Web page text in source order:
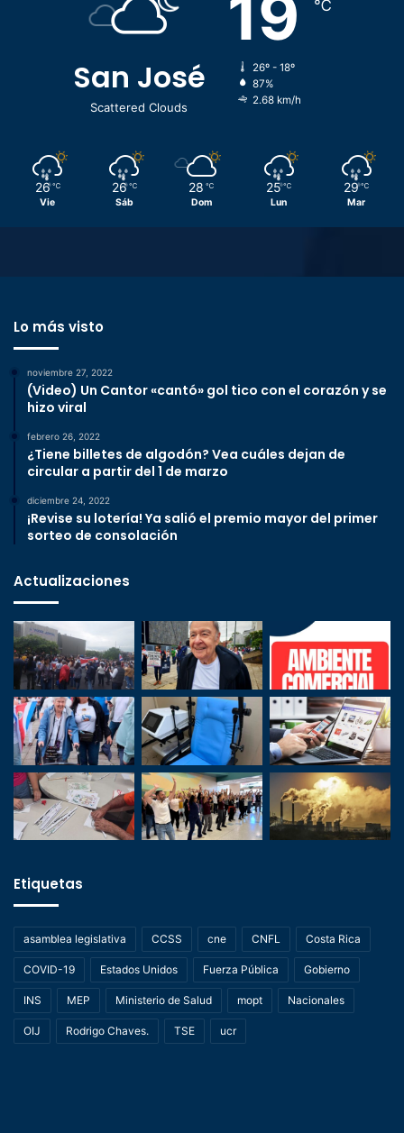
San José
Scattered Clouds
19 ℃
26º - 18º
87%
2.68 km/h
26 ℃
Vie
26 ℃
Sáb
28 ℃
Dom
25 ℃
Lun
29 ℃
Mar
Lo más visto
noviembre 27, 2022
(Video) Un Cantor «cantó» gol tico con el corazón y se
hizo viral
febrero 26, 2022
¿Tiene billetes de algodón? Vea cuáles dejan de
circular a partir del 1 de marzo
diciembre 24, 2022
¡Revise su lotería! Ya salió el premio mayor del primer
sorteo de consolación
Actualizaciones
Etiquetas
asamblea legislativa CCSS cne CNFL Costa Rica
COVID-19 Estados Unidos Fuerza Pública Gobierno
INS MEP Ministerio de Salud mopt Nacionales
OIJ Rodrigo Chaves. TSE ucr